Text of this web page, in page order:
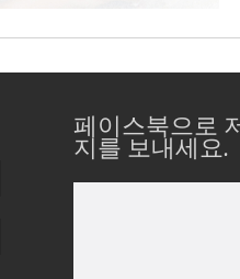
페이스북으로
지를 보내세요.